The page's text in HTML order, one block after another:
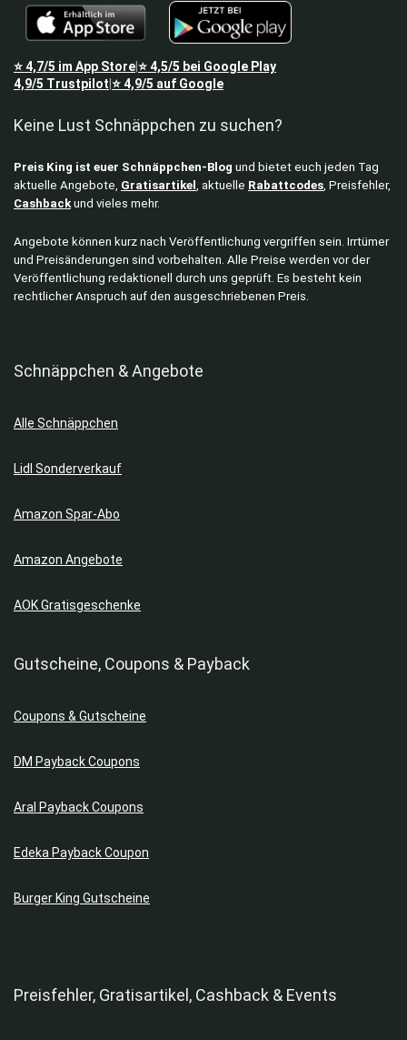
⭐4,7/5 im App Store⭐4,5/5 bei Google Play
4,9/5 Trustpilot ⭐4,9/5 auf Google
Keine Lust Schnäppchen zu suchen?
Preis King ist euer Schnäppchen-Blog und bietet euch jeden Tag
aktuelle Angebote, Gratisartikel , aktuelle Rabattcodes , Preisfehler,
Cashback und vieles mehr.
Angebote können kurz nach Veröffentlichung vergriffen sein. Irrtümer
und Preisänderungen sind vorbehalten. Alle Preise werden vor der
Veröffentlichung redaktionell durch uns geprüft. Es besteht kein
rechtlicher Anspruch auf den ausgeschriebenen Preis.
Schnäppchen & Angebote
Alle Schnäppchen
Lidl Sonderverkauf
Amazon Spar-Abo
Amazon Angebote
AOK Gratisgeschenke
Gutscheine, Coupons & Payback
Coupons & Gutscheine
DM Payback Coupons
Aral Payback Coupons
Edeka Payback Coupon
Burger King Gutscheine
Preisfehler, Gratisartikel, Cashback & Events